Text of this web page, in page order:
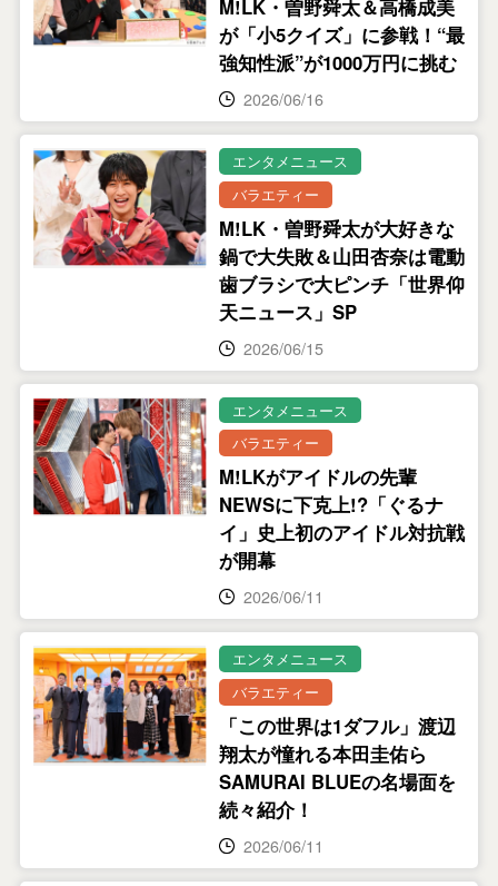
M!LK・曽野舜太＆高橋成美
が「小5クイズ」に参戦！“最
強知性派”が1000万円に挑む
2026/06/16
エンタメニュース
バラエティー
M!LK・曽野舜太が大好きな
鍋で大失敗＆山田杏奈は電動
歯ブラシで大ピンチ「世界仰
天ニュース」SP
2026/06/15
エンタメニュース
バラエティー
M!LKがアイドルの先輩
NEWSに下克上!?「ぐるナ
イ」史上初のアイドル対抗戦
が開幕
2026/06/11
エンタメニュース
バラエティー
「この世界は1ダフル」渡辺
翔太が憧れる本田圭佑ら
SAMURAI BLUEの名場面を
続々紹介！
2026/06/11